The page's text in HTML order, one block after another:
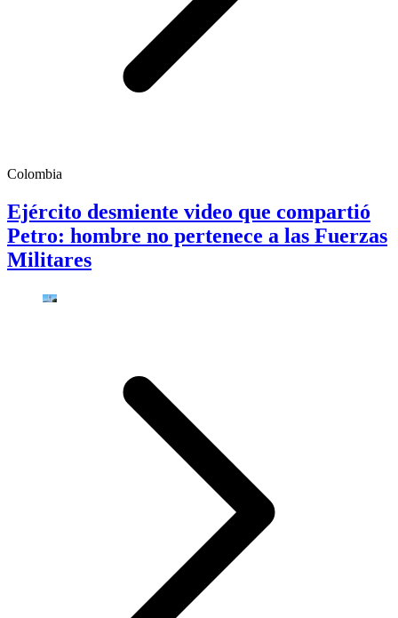
Colombia
Ejército desmiente video que compartió
Petro: hombre no pertenece a las Fuerzas
Militares